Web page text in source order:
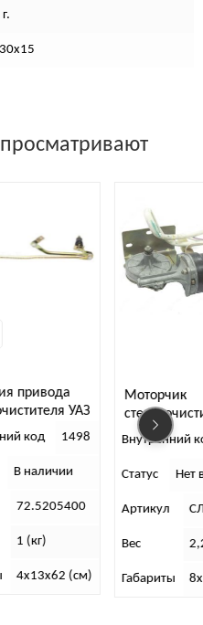
УАЗ
1498
(см)
Моторчик
стеклоочистителя УАЗ
452 с/о с редуктором
Внутренний код
Статус Нет в наличии
Артикул СЛ103
2,2 (кг).
Габариты 8х15х20